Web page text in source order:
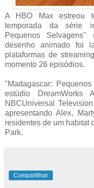
A HBO Max estreou
temporada da série
Pequenos
desenho animado foi
plataformas de
momento 26 episódios.
"Madagascar:
estúdio DreamWorks
NBCUniversal
apresentando Alex,
residentes de um habitat
Park.
Compartilhar